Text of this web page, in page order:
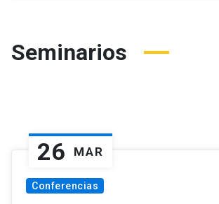
Seminarios
26 MAR
Conferencias